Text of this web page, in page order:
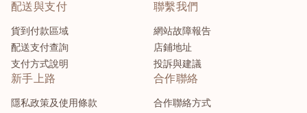
配送與支付
貨到付款區域
配送支付查詢
支付方式說明
聯繫我們
網站故障報告
店鋪地址
投訴與建議
新手上路
隱私政策及使用條款
合作聯絡
合作聯絡方式